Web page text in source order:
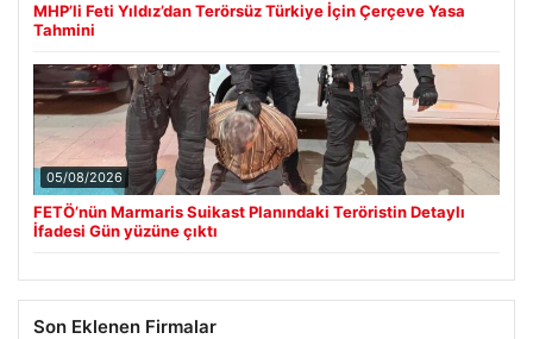
MHP’li Feti Yıldız’dan Terörsüz Türkiye İçin Çerçeve Yasa
Tahmini
05/08/2026
FETÖ’nün Marmaris Suikast Planındaki Teröristin Detaylı
İfadesi Gün yüzüne çıktı
Son Eklenen Firmalar